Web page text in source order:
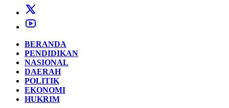
BERANDA
PENDIDIKAN
NASIONAL
DAERAH
POLITIK
EKONOMI
HUKRIM